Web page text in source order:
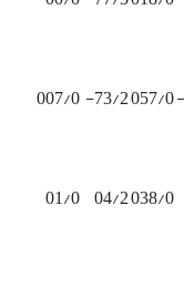
057/0
73/2-
007/0
038/0
04/2
01/0